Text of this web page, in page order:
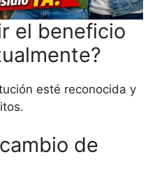
el beneficio
esté reconocida y
de